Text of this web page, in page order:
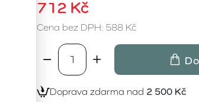
712 Kč
Cena bez DPH: 588 Kč
Doprava zdarma nad 2 500 Kč